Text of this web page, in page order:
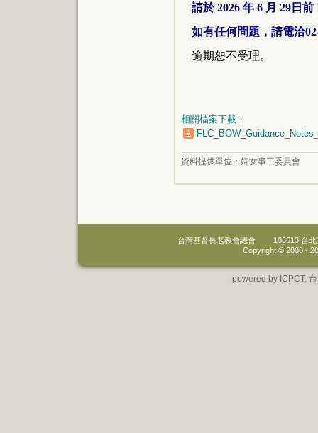
請於2026 年 6 月 29日前
如有任何問題，請電洽
逾期恕不受理。
相關檔案下載：
資料提供單位： 婦女事工委員會
台灣基督長老教會總會
106613 台
Copyright © 2000 -
powered by ICPCT.